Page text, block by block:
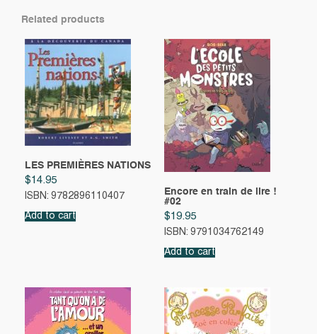
Related products
LES PREMIÈRES NATIONS
$14.95
ISBN: 9782896110407
Add to cart
Encore en train de lire !
#02
$19.95
ISBN: 9791034762149
Add to cart